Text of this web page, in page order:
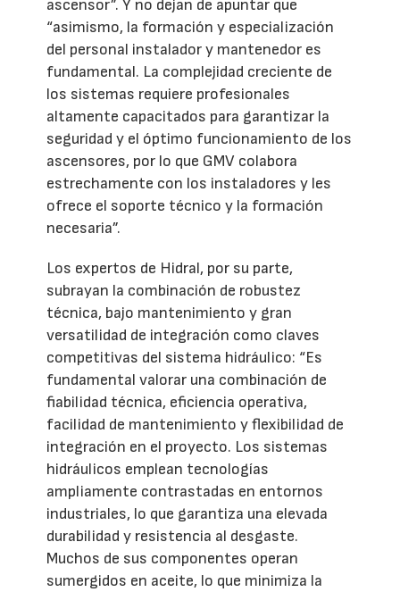
ascensor”. Y no dejan de apuntar que
“asimismo, la formación y especialización
del personal instalador y mantenedor es
fundamental. La complejidad creciente de
los sistemas requiere profesionales
altamente capacitados para garantizar la
seguridad y el óptimo funcionamiento de los
ascensores, por lo que GMV colabora
estrechamente con los instaladores y les
ofrece el soporte técnico y la formación
necesaria”.
Los expertos de Hidral, por su parte,
subrayan la combinación de robustez
técnica, bajo mantenimiento y gran
versatilidad de integración como claves
competitivas del sistema hidráulico: “Es
fundamental valorar una combinación de
fiabilidad técnica, eficiencia operativa,
facilidad de mantenimiento y flexibilidad de
integración en el proyecto. Los sistemas
hidráulicos emplean tecnologías
ampliamente contrastadas en entornos
industriales, lo que garantiza una elevada
durabilidad y resistencia al desgaste.
Muchos de sus componentes operan
sumergidos en aceite, lo que minimiza la